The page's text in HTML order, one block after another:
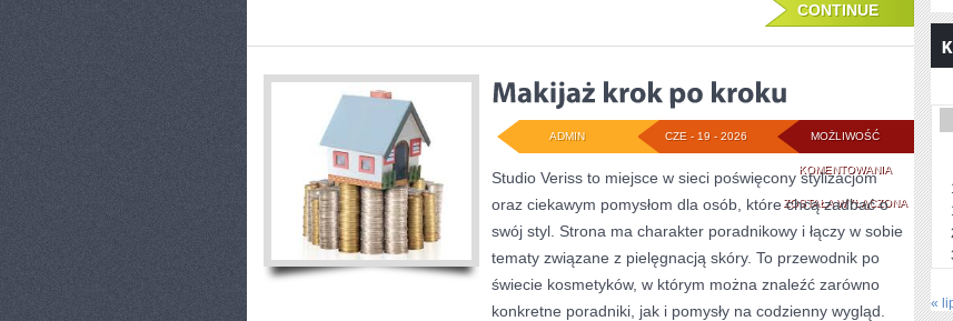
CONTINUE
MOŻLIWOŚĆ
KOMENTOWANIAMAKIJAŻ
KROK
PO
KROKU
ZOSTAŁA WYŁĄCZONA
CZE - 19 - 2026
ADMIN
Studio Veriss to miejsce w sieci poświęcony stylizacjom
oraz ciekawym pomysłom dla osób, które chcą zadbać o
swój styl. Strona ma charakter poradnikowy i łączy w sobie
tematy związane z pielęgnacją skóry. To przewodnik po
świecie kosmetyków, w którym można znaleźć zarówno
konkretne poradniki, jak i pomysły na codzienny wygląd.
«